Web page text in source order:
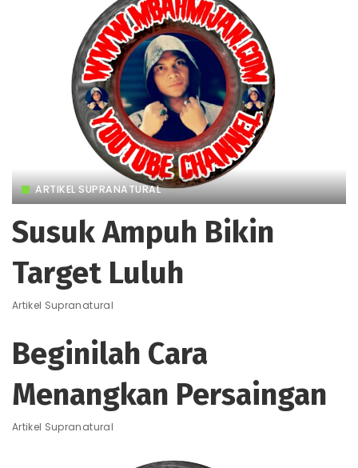
ARTIKEL SUPRANATURAL
Susuk Ampuh Bikin
Target Luluh
Artikel Supranatural
Beginilah Cara
Menangkan Persaingan
Artikel Supranatural